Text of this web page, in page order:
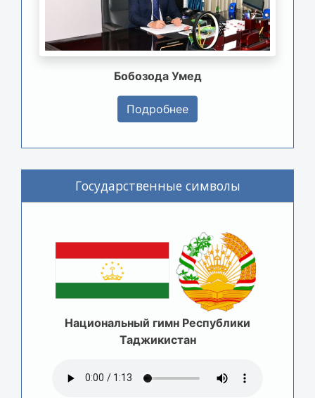
Бобозода Умед
Подробнее
Государственные символы
Национальный гимн Республики
Таджикистан